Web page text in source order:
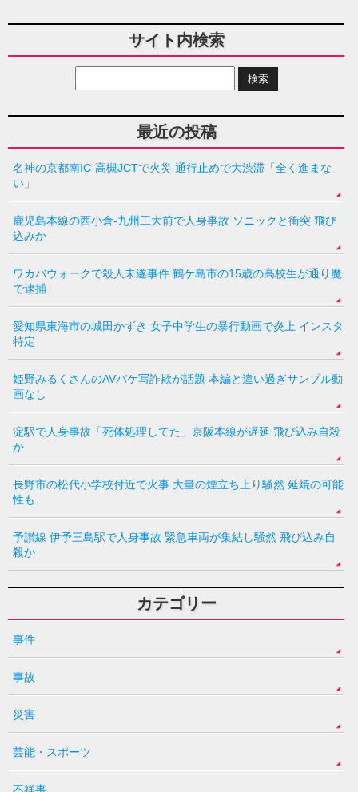
サイト内検索
最近の投稿
名神の京都南IC-高槻JCTで火災 通行止めで大渋滞「全く進まな
い」
鹿児島本線の西小倉-九州工大前で人身事故 ソニックと衝突 飛び
込みか
ワカバウォークで殺人未遂事件 鶴ケ島市の15歳の高校生が通り魔
で逮捕
愛知県東海市の城田かずき 女子中学生の暴行動画で炎上 インスタ
特定
姫野みるくさんのAVパケ写詐欺が話題 本編と違い過ぎサンプル動
画なし
淀駅で人身事故「死体処理してた」京阪本線が遅延 飛び込み自殺
か
長野市の松代小学校付近で火事 大量の煙立ち上り騒然 延焼の可能
性も
予讃線 伊予三島駅で人身事故 緊急車両が集結し騒然 飛び込み自
殺か
カテゴリー
事件
事故
災害
芸能・スポーツ